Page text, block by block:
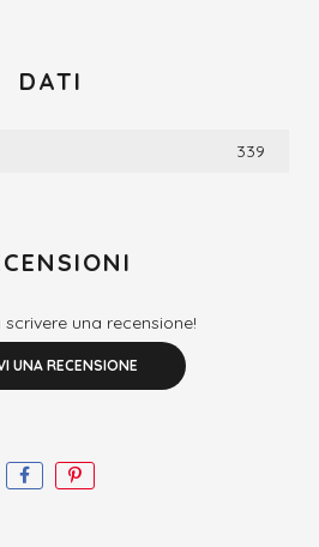
DATI
339
una recensione!
UNA RECENSIONE